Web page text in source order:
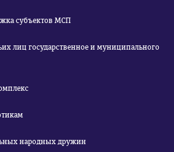
субъектов МСП
лиц государственное и муниципального
народных дружин